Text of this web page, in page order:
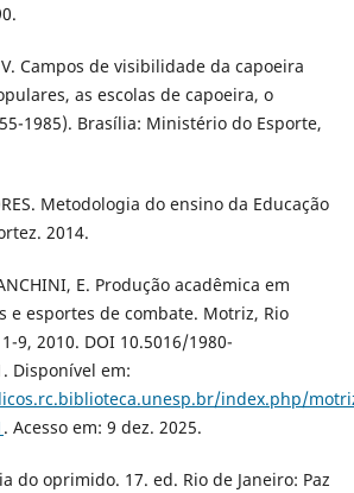
V. Campos de visibilidade da capoeira
as escolas de capoeira, o
1985). Brasília: Ministério do Esporte,
Metodologia do ensino da Educação
2014.
E. Produção acadêmica em
e esportes de combate. Motriz, Rio
9, 2010. DOI 10.5016/1980-
Disponível em:
index.php/
. Acesso em: 9 dez. 2025.
do oprimido. 17. ed. Rio de Janeiro: Paz